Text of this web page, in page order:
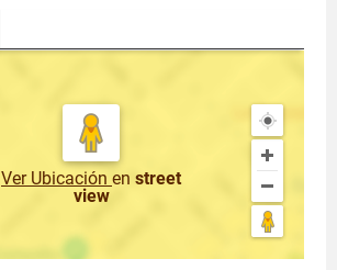
Ver Ubicación en street
view